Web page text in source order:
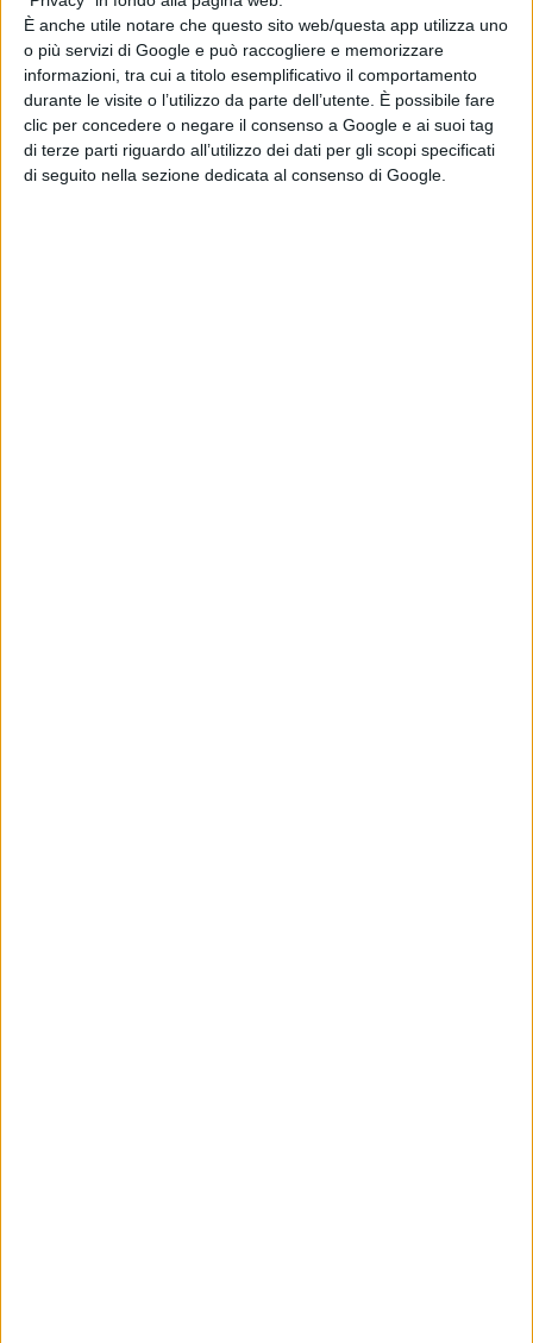
È anche utile notare che questo sito web/questa app utilizza uno
o più servizi di Google e può raccogliere e memorizzare
informazioni, tra cui a titolo esemplificativo il comportamento
durante le visite o l’utilizzo da parte dell’utente. È possibile fare
clic per concedere o negare il consenso a Google e ai suoi tag
di terze parti riguardo all’utilizzo dei dati per gli scopi specificati
di seguito nella sezione dedicata al consenso di Google.
è motivo fondamentale per instillare un ragionevole
dubbio nella nostra mente, per cui il controllo,
l’ossessione, la possessione, la gelosia affiorano. La
distanza di un amore è il nuovo “core” delle relazioni
contemporanee, si vive lontani ma con il cuore si ha